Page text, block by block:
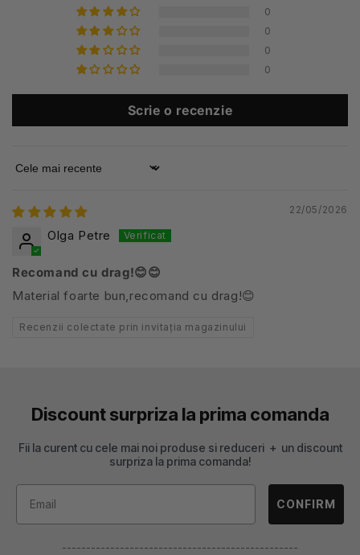
0
0
0
0
Scrie o recenzie
Sort by
22/05/2026
Olga Petre
Recomand cu drag!😊😊
Material foarte bun,recomand cu drag!😊
Recenzii colectate prin invitația magazinului
Discount surpriza la prima comanda
Fii la curent cu cele mai noi produse si reduceri + un discount
surpriza la prima comanda!
CONFIRM
-------------------------------------------------